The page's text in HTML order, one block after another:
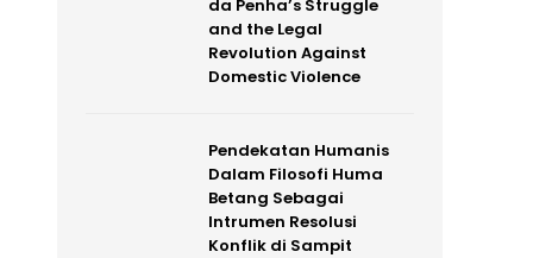
da Penha’s Struggle
and the Legal
Revolution Against
Domestic Violence
Pendekatan Humanis
Dalam Filosofi Huma
Betang Sebagai
Intrumen Resolusi
Konflik di Sampit